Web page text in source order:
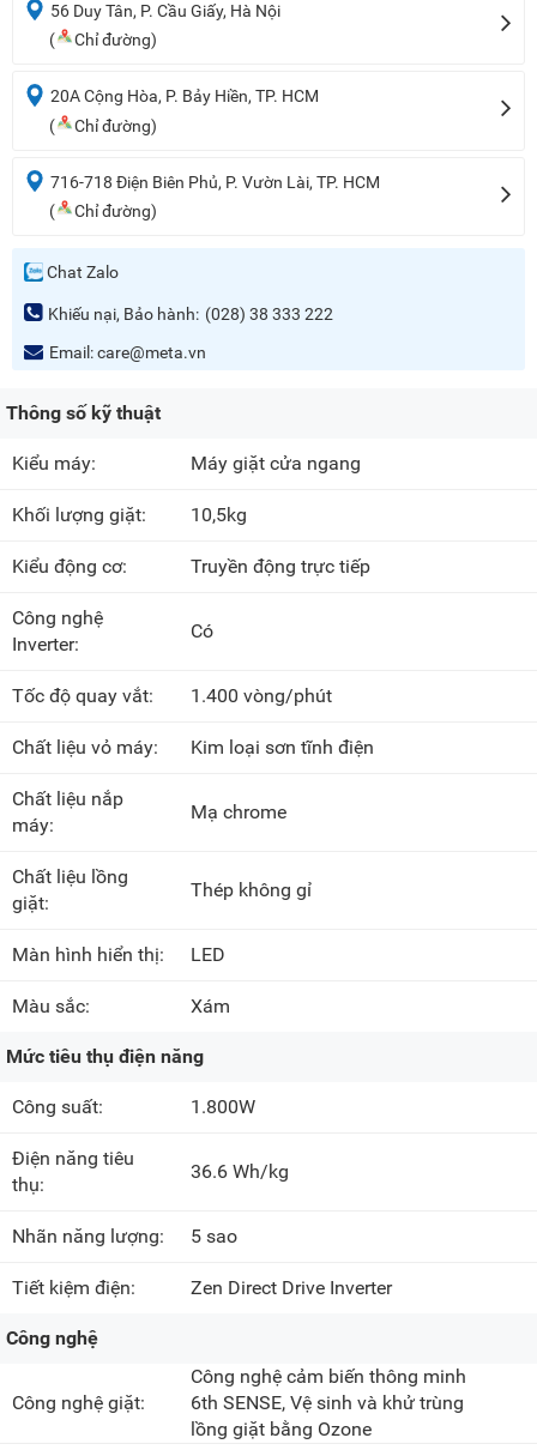
56 Duy Tân, P. Cầu Giấy, Hà Nội
(
Chỉ đường)
20A Cộng Hòa, P. Bảy Hiền, TP. HCM
(
Chỉ đường)
716-718 Điện Biên Phủ, P. Vườn Lài, TP. HCM
(
Chỉ đường)
Chat Zalo
Khiếu nại, Bảo hành: (028) 38 333 222
Email:care@meta.vn
Thông số kỹ thuật
Kiểu máy: Máy giặt cửa ngang
Khối lượng giặt: 10,5kg
Kiểu động cơ: Truyền động trực tiếp
Công nghệ
Inverter:
Có
Tốc độ quay vắt: 1.400 vòng/phút
Chất liệu vỏ máy: Kim loại sơn tĩnh điện
Chất liệu nắp
máy:
Mạ chrome
Chất liệu lồng
giặt:
Thép không gỉ
Màn hình hiển thị: LED
Màu sắc: Xám
Mức tiêu thụ điện năng
Công suất: 1.800W
Điện năng tiêu
thụ:
36.6 Wh/kg
Nhãn năng lượng: 5 sao
Tiết kiệm điện: Zen Direct Drive Inverter
Công nghệ
Công nghệ giặt:
Công nghệ cảm biến thông minh
6th SENSE, Vệ sinh và khử trùng
lồng giặt bằng Ozone